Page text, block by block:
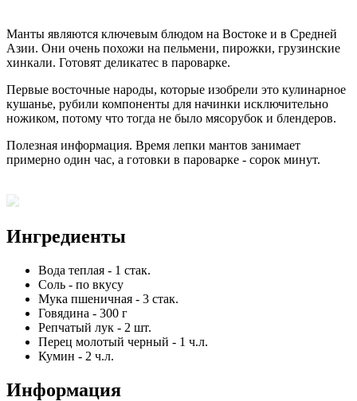
Манты являются ключевым блюдом на Востоке и в Средней
Азии. Они очень похожи на пельмени, пирожки, грузинские
хинкали. Готовят деликатес в пароварке.
Первые восточные народы, которые изобрели это кулинарное
кушанье, рубили компоненты для начинки исключительно
ножиком, потому что тогда не было мясорубок и блендеров.
Полезная информация. Время лепки мантов занимает
примерно один час, а готовки в пароварке - сорок минут.
Ингредиенты
Вода теплая - 1 стак.
Соль - по вкусу
Мука пшеничная - 3 стак.
Говядина - 300 г
Репчатый лук - 2 шт.
Перец молотый черный - 1 ч.л.
Кумин - 2 ч.л.
Информация